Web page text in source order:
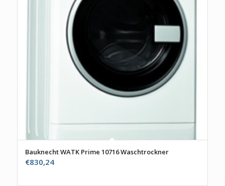
Bauknecht WATK Prime 10716 Waschtrockner
€830,24